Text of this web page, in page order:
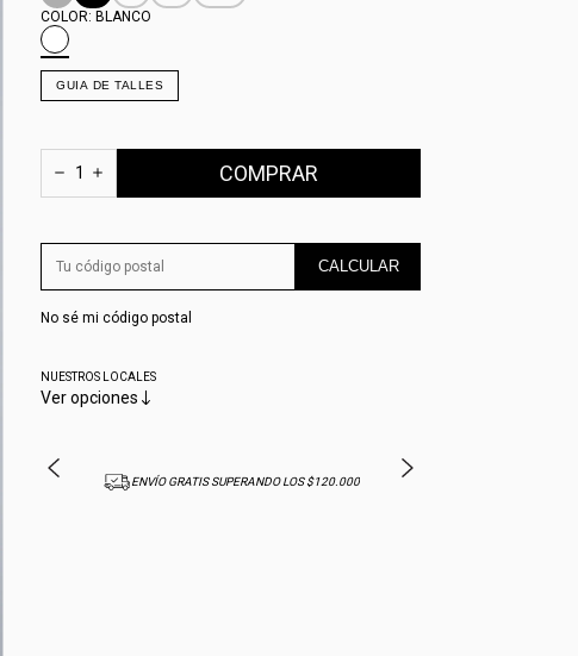
COLOR: BLANCO
GUIA DE TALLES
CALCULAR
No sé mi código postal
NUESTROS LOCALES
Ver opciones
ENVÍO GRATIS SUPERANDO LOS $120.000